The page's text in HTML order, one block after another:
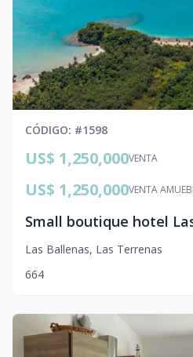
CÓDIGO: #1598
VENTA
US$ 1,250,000
VENTA
US$ 1,250,000
Small boutique hotel
Las Ballenas, Las Terrenas
664